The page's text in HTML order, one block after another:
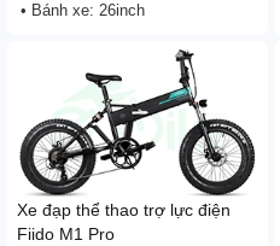
• Bánh xe: 26inch
Xe đạp thể thao trợ lực điện
Fiido M1 Pro